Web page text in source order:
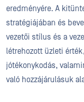
eredményére. A
stratégiájában és
vezetői stílus és a
létrehozott üzleti
jótékonykodás,
való hozzájárulásuk